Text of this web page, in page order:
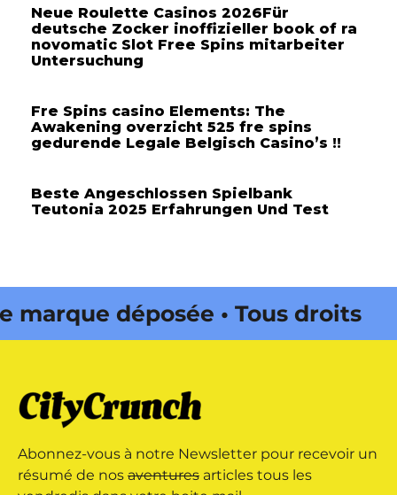
Neue Roulette Casinos 2026Für
deutsche Zocker inoffizieller book of ra
novomatic Slot Free Spins mitarbeiter
Untersuchung
Fre Spins casino Elements: The
Awakening overzicht 525 fre spins
gedurende Legale Belgisch Casino’s !!
Beste Angeschlossen Spielbank
Teutonia 2025 Erfahrungen Und Test
déposée • Tous droits
déposée • Tous droits
par Buena Onda Web •
Abonnez-vous à notre Newsletter pour recevoir un
résumé de nos aventures articles tous les